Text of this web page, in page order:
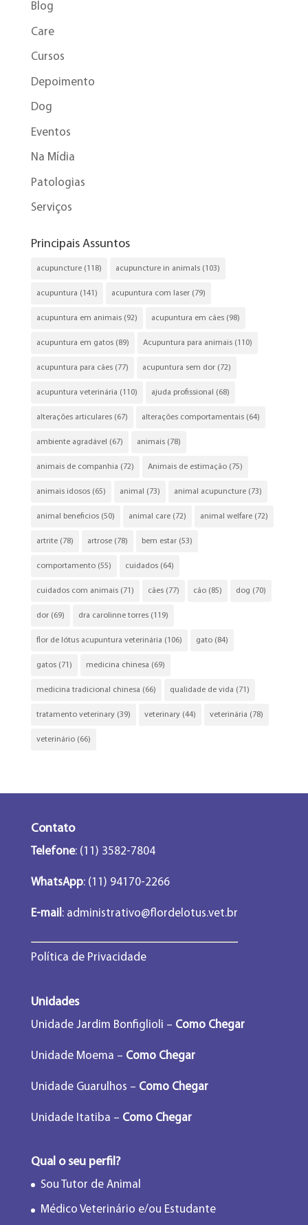
Blog
Care
Cursos
Depoimento
Dog
Eventos
Na Mídia
Patologias
Serviços
Principais Assuntos
acupuncture(118) acupuncture in animals(103)
acupuntura (141) acupuntura com laser(79)
acupuntura em animais(92) acupuntura em cães(98)
acupuntura em gatos(89) Acupuntura para animais(110)
acupuntura para cães(77) acupuntura sem dor(72)
acupuntura veterinária (110) ajuda profissional (68)
alterações articulares(67) alterações comportamentais(64)
ambiente agradável (67) animais(78)
animais de companhia (72) Animais de estimação(75)
animais idosos(65) animal (73) animal acupuncture(73)
animal beneficios(50) animal care(72) animal welfare(72)
artrite(78) artrose(78) bem estar(53)
comportamento(55) cuidados(64)
cuidados com animais(71) cães(77) cão(85) dog (70)
dor(69) dra carolinne torres(119)
flor de lótus acupuntura veterinária (106) gato(84)
gatos(71) medicina chinesa (69)
medicina tradicional chinesa (66) qualidade de vida (71)
tratamento veterinary(39) veterinary(44) veterinária (78)
veterinário(66)
Contato
Telefone: (11) 3582-7804
WhatsApp: (11) 94170-2266
E-mail:administrativo@flordelotus.vet.br
Política de Privacidade
Unidades
Unidade Jardim Bonfiglioli – Como Chegar
Unidade Moema – Como Chegar
Unidade Guarulhos – Como Chegar
Unidade Itatiba – Como Chegar
Qual o seu perfil?
Sou Tutor de Animal
Médico Veterinário e/ou Estudante